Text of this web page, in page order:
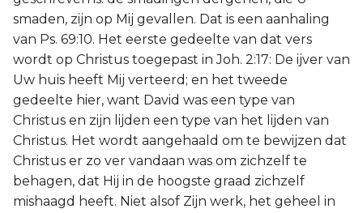
smaden, zijn op Mij gevallen. Dat is een aanhaling
van Ps. 69:10. Het eerste gedeelte van dat vers
wordt op Christus toegepast in Joh. 2:17: De ijver van
Uw huis heeft Mij verteerd; en het tweede
gedeelte hier, want David was een type van
Christus en zijn lijden een type van het lijden van
Christus. Het wordt aangehaald om te bewijzen dat
Christus er zo ver vandaan was om zichzelf te
behagen, dat Hij in de hoogste graad zichzelf
mishaagd heeft. Niet alsof Zijn werk, het geheel in